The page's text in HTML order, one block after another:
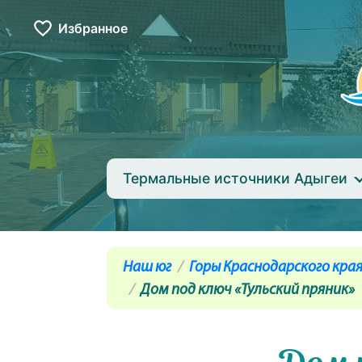
Избранное
Термальные источники Адыгеи
Наш юг
Горы Краснодарского
Дом под ключ «Тульский пряник»